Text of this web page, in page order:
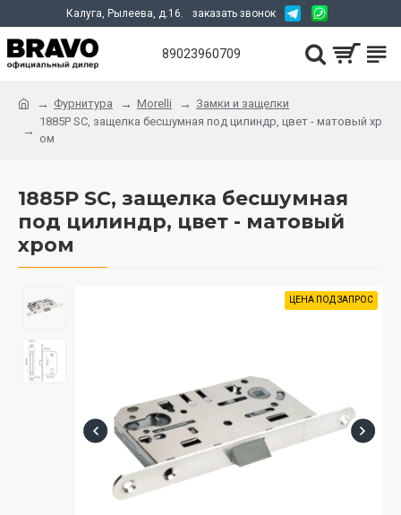
Калуга, Рылеева, д.16. заказать звонок
89023960709
Фурнитура Morelli
Замки и защелки
1885P SC, защелка бесшумная под цилиндр, цвет - матовый хр
ом
1885P SC, защелка бесшумная
под цилиндр, цвет - матовый
хром
ЦЕНА ПОД ЗАПРОС